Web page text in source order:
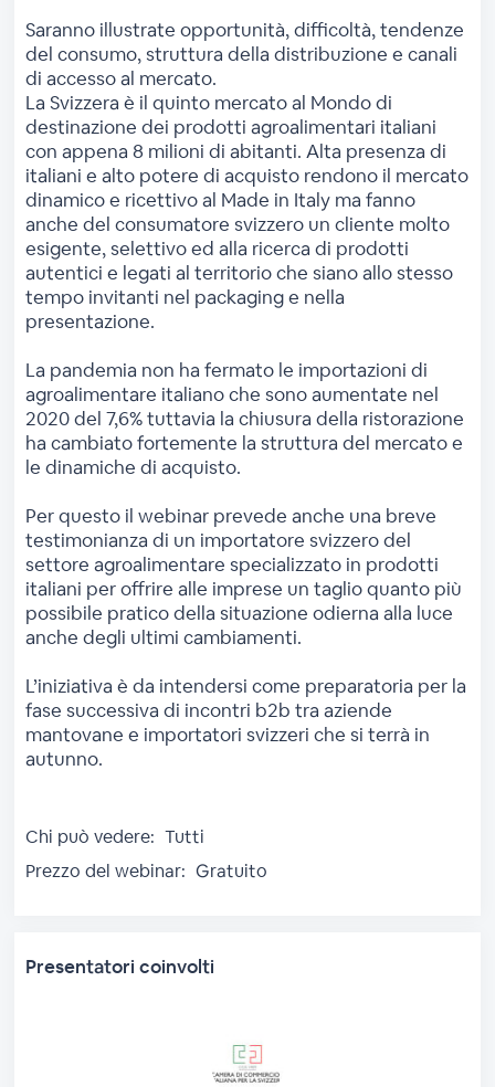
Saranno illustrate opportunità, difficoltà, tendenze
del consumo, struttura della distribuzione e canali
di accesso al mercato.
La Svizzera è il quinto mercato al Mondo di
destinazione dei prodotti agroalimentari italiani
con appena 8 milioni di abitanti. Alta presenza di
italiani e alto potere di acquisto rendono il mercato
dinamico e ricettivo al Made in Italy ma fanno
anche del consumatore svizzero un cliente molto
esigente, selettivo ed alla ricerca di prodotti
autentici e legati al territorio che siano allo stesso
tempo invitanti nel packaging e nella
presentazione.
La pandemia non ha fermato le importazioni di
agroalimentare italiano che sono aumentate nel
2020 del 7,6% tuttavia la chiusura della ristorazione
ha cambiato fortemente la struttura del mercato e
le dinamiche di acquisto.
Per questo il webinar prevede anche una breve
testimonianza di un importatore svizzero del
settore agroalimentare specializzato in prodotti
italiani per offrire alle imprese un taglio quanto più
possibile pratico della situazione odierna alla luce
anche degli ultimi cambiamenti.
L’iniziativa è da intendersi come preparatoria per la
fase successiva di incontri b2b tra aziende
mantovane e importatori svizzeri che si terrà in
autunno.
Chi può vedere: Tutti
Prezzo del webinar: Gratuito
Presentatori coinvolti